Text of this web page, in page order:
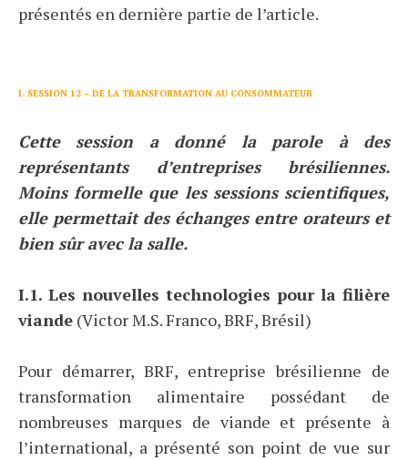
présentés en dernière partie de l’article.
I. SESSION 12 – DE LA TRANSFORMATION AU CONSOMMATEUR
Cette session a donné la parole à des
représentants d’entreprises brésiliennes.
Moins formelle que les sessions scientifiques,
elle permettait des échanges entre orateurs et
bien sûr avec la salle.
I.1. Les nouvelles technologies pour la filière
viande (Victor M.S. Franco, BRF, Brésil)
Pour démarrer, BRF, entreprise brésilienne de
transformation alimentaire possédant de
nombreuses marques de viande et présente à
l’international, a présenté son point de vue sur